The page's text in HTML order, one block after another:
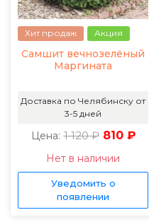
Хит продаж Акция
Самшит вечнозелёный
Маргината
Доставка по Челябинску от
3-5 дней
Цена: 1 120 ₽ 810 ₽
Нет в наличии
Уведомить о
появлении